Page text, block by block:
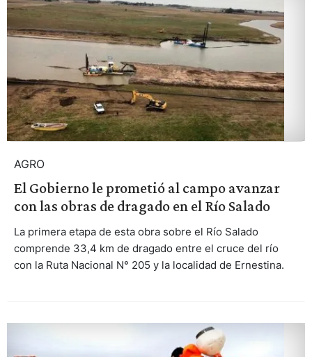
AGRO
El Gobierno le prometió al campo avanzar
con las obras de dragado en el Río Salado
La primera etapa de esta obra sobre el Río Salado
comprende 33,4 km de dragado entre el cruce del río
con la Ruta Nacional N° 205 y la localidad de Ernestina.